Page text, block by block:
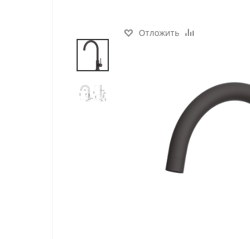
Отложить